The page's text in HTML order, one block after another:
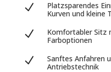
N
Platzsparendes
Kurven und kleine
N
Komfortabler Sitz
Farboptionen
N
Sanftes Anfahren
Antriebstechnik